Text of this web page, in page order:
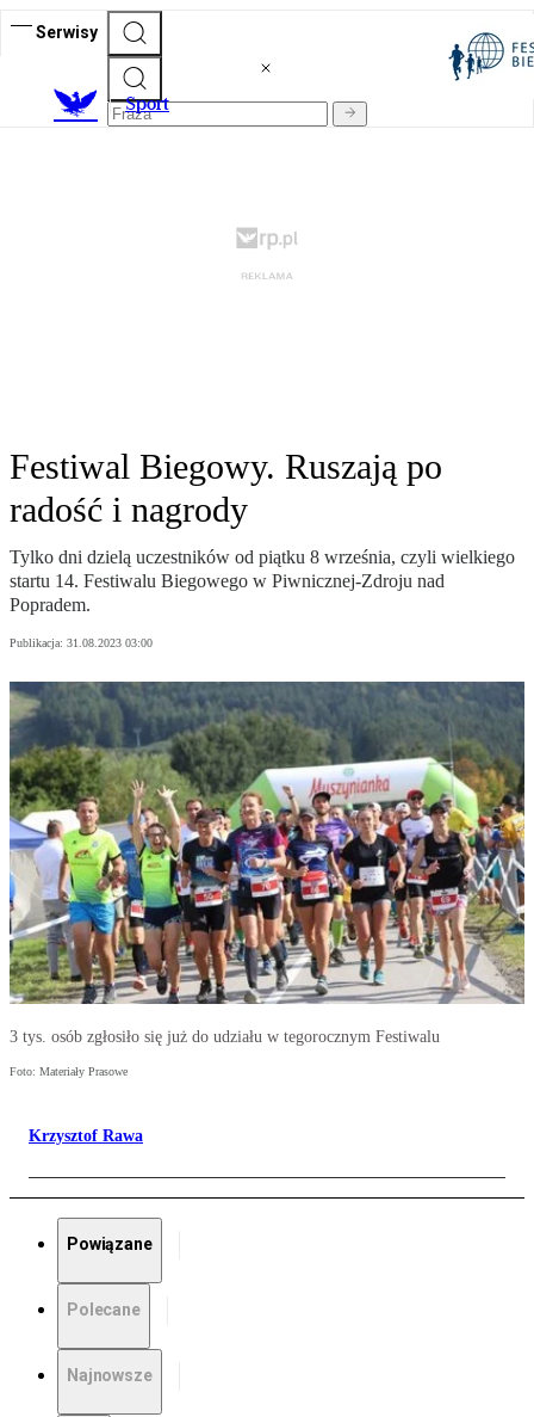
Serwisy
Sport
Festiwal Biegowy. Ruszają po
radość i nagrody
Tylko dni dzielą uczestników od piątku 8 września, czyli wielkiego
startu 14. Festiwalu Biegowego w Piwnicznej-Zdroju nad
Popradem.
Publikacja: 31.08.2023 03:00
3 tys. osób zgłosiło się już do udziału w tegorocznym Festiwalu
Foto: Materiały Prasowe
Krzysztof Rawa
Powiązane
Polecane
Najnowsze